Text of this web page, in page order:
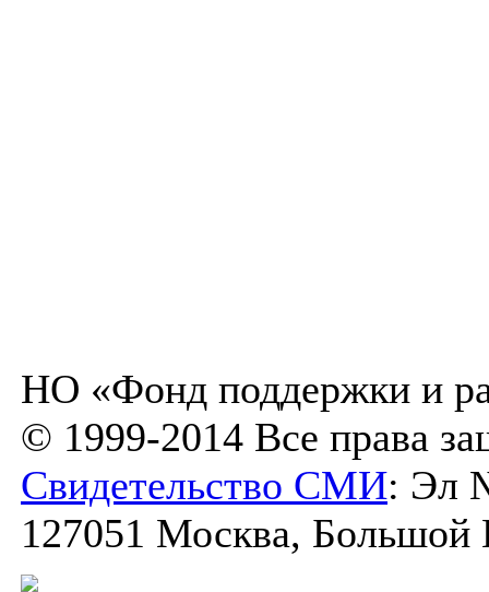
НО «Фонд поддержки и
© 1999-2014 Все права
Свидетельство СМИ: Эл
127051 Москва, Большой